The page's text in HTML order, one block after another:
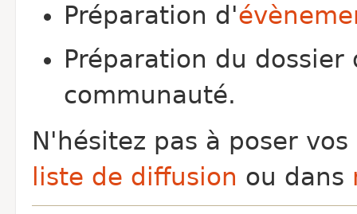
Préparation d'
Préparation du
communauté.
N'hésitez pas à poser
liste de diffusion ou dans